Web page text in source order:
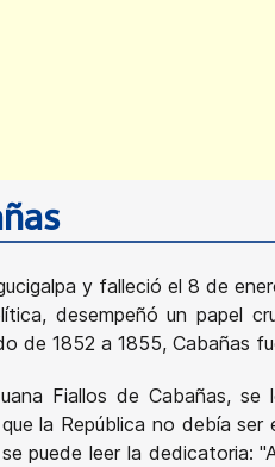
y falleció el 8 de
desempeñó un papel
de 1852 a 1855, Cabañas
Fiallos de Cabañas,
la República no debía
puede leer la dedicatoria: